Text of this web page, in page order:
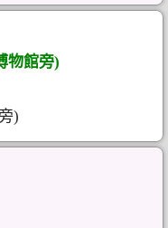
物館旁)
)